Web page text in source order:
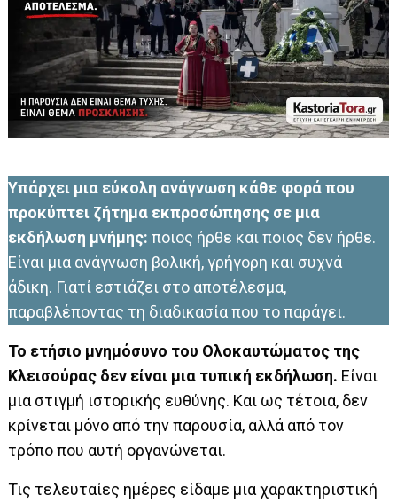
Υπάρχει μια εύκολη ανάγνωση κάθε φορά που
προκύπτει ζήτημα εκπροσώπησης σε μια
εκδήλωση μνήμης: ποιος ήρθε και ποιος δεν ήρθε.
Είναι μια ανάγνωση βολική, γρήγορη και συχνά
άδικη. Γιατί εστιάζει στο αποτέλεσμα,
παραβλέποντας τη διαδικασία που το παράγει.
Το ετήσιο μνημόσυνο του Ολοκαυτώματος της
Κλεισούρας δεν είναι μια τυπική εκδήλωση. Είναι
μια στιγμή ιστορικής ευθύνης. Και ως τέτοια, δεν
κρίνεται μόνο από την παρουσία, αλλά από τον
τρόπο που αυτή οργανώνεται.
Τις τελευταίες ημέρες είδαμε μια χαρακτηριστική